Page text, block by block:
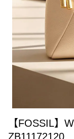
【FOSSIL】
ZB11172120